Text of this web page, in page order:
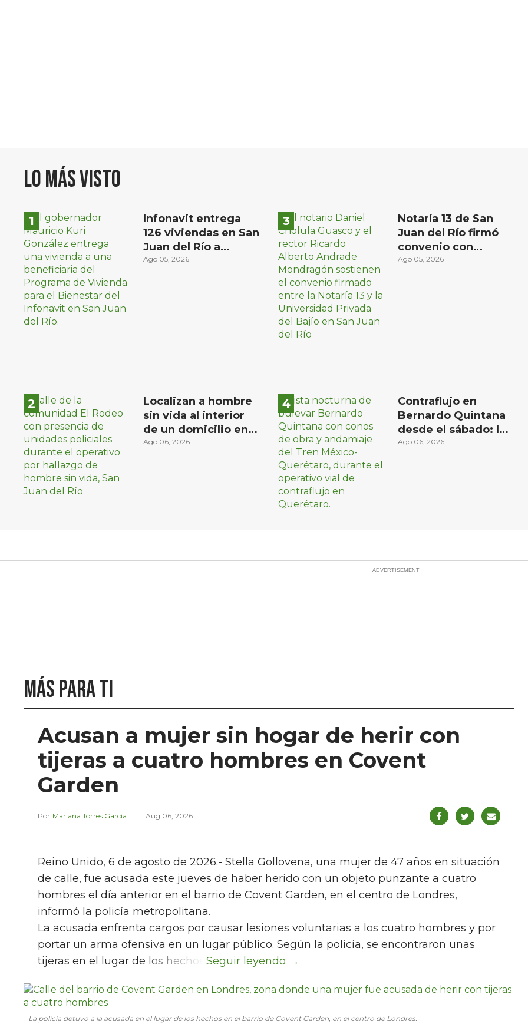
Lo más visto
Infonavit entrega
126 viviendas en San
Juan del Río a
familias de bajos
Ago 05, 2026
Localizan a hombre
sin vida al interior
de un domicilio en
la comunidad El
Ago 06, 2026
Notaría 13 de San
Juan del Río firmó
convenio con
Universidad Privada
Ago 05, 2026
Contraflujo en
Bernardo Quintana
desde el sábado: la
etapa más compleja
Ago 06, 2026
Más para ti
Acusan a mujer sin hogar de herir con
tijeras a cuatro hombres en Covent
Garden
Mariana Torres García Aug 06, 2026
La policía detuvo a la acusada en el lugar de los hechos en el barrio de Covent Garden, en el centro de Londres.
Reino Unido, 6 de agosto de 2026.- Stella Gollovena, una mujer de 47 años en situación
de calle, fue acusada este jueves de haber herido con un objeto punzante a cuatro
hombres el día anterior en el barrio de Covent Garden, en el centro de Londres,
informó la policía metropolitana.
La acusada enfrenta cargos por causar lesiones voluntarias a los cuatro hombres y por
portar un arma ofensiva en un lugar público. Según la policía, se encontraron unas
tijeras en el lugar de los hechos.